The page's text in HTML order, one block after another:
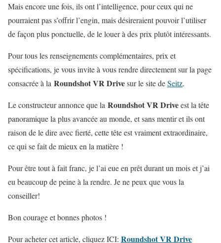
Mais encore une fois, ils ont l’intelligence, pour ceux qui ne
pourraient pas s’offrir l’engin, mais désireraient pouvoir l’utiliser
de façon plus ponctuelle, de le louer à des prix plutôt intéressants.
Pour tous les renseignements complémentaires, prix et
spécifications, je vous invite à vous rendre directement sur la page
consacrée à la Roundshot VR Drivesur le site deSeitz.
Le constructeur annonce que la Roundshot VR Driveest la tête
panoramique la plus avancée au monde, et sans mentir et ils ont
raison de le dire avec fierté, cette tête est vraiment extraordinaire,
ce qui se fait de mieux en la matière !
Pour être tout à fait franc, je l’ai eue en prêt durant un mois et j’ai
eu beaucoup de peine à la rendre. Je ne peux que vous la
conseiller!
Bon courage et bonnes photos !
Pour acheter cet article, cliquez ICI: Roundshot VR Drive